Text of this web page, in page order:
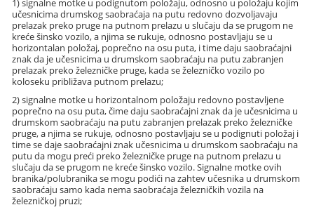
1) signalne motke u podignutom položaju, odnosno u položaju kojim
učesnicima drumskog saobraćaja na putu redovno dozvoljavaju
prelazak preko pruge na putnom prelazu u slučaju da se prugom ne
kreće šinsko vozilo, a njima se rukuje, odnosno postavljaju se u
horizontalan položaj, poprečno na osu puta, i time daju saobraćajni
znak da je učesnicima u drumskom saobraćaju na putu zabranjen
prelazak preko železničke pruge, kada se železničko vozilo po
koloseku približava putnom prelazu;
2) signalne motke u horizontalnom položaju redovno postavljene
poprečno na osu puta, čime daju saobraćajni znak da je učesnicima u
drumskom saobraćaju na putu zabranjen prelazak preko železničke
pruge, a njima se rukuje, odnosno postavljaju se u podignuti položaj i
time se daje saobraćajni znak učesnicima u drumskom saobraćaju na
putu da mogu preći preko železničke pruge na putnom prelazu u
slučaju da se prugom ne kreće šinsko vozilo. Signalne motke ovih
branika/polubranika se mogu podići na zahtev učesnika u drumskom
saobraćaju samo kada nema saobraćaja železničkih vozila na
železničkoj pruzi;